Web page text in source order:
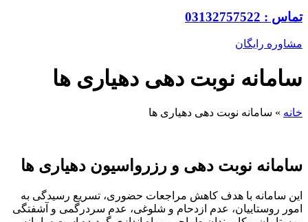
تماس : 03132757522
مشاوره رایگان
سامانه نوبت دهی دهیاری ها
خانه » سامانه نوبت دهی دهیاری ها
سامانه نوبت دهی و رزرواسیون دهیاری ها
این سامانه با هدف کاهش مراجعات حضوری، تسریع رسیدگی به
امور روستاییان، عدم ازدحام و شلوغی، عدم سردرگمی و آشفتگی